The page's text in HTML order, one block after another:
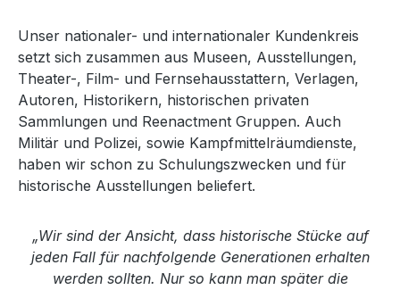
Unser nationaler- und internationaler Kundenkreis
setzt sich zusammen aus Museen, Ausstellungen,
Theater-, Film- und Fernsehausstattern, Verlagen,
Autoren, Historikern, historischen privaten
Sammlungen und Reenactment Gruppen. Auch
Militär und Polizei, sowie Kampfmittelräumdienste,
haben wir schon zu Schulungszwecken und für
historische Ausstellungen beliefert.
„Wir sind der Ansicht, dass historische Stücke auf
jeden Fall für nachfolgende Generationen erhalten
werden sollten. Nur so kann man später die